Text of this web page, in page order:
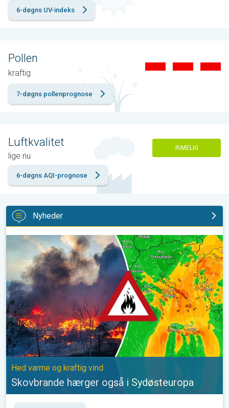
6-døgns UV-indeks
Pollen
kraftig
7-døgns pollenprognose
Luftkvalitet
lige nu
RIMELIG
6-døgns AQI-prognose
Nyheder
Skovbrande hærger også i Sydøsteuropa. Hed varme og
Hed varme og kraftig vind
Skovbrande hærger også i Sydøsteuropa